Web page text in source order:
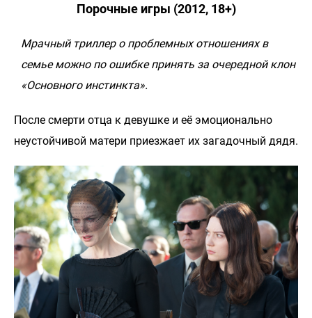
Порочные игры (2012, 18+)
Мрачный триллер о проблемных отношениях в
семье можно по ошибке принять за очередной клон
«Основного инстинкта».
После смерти отца к девушке и её эмоционально
неустойчивой матери приезжает их загадочный дядя.